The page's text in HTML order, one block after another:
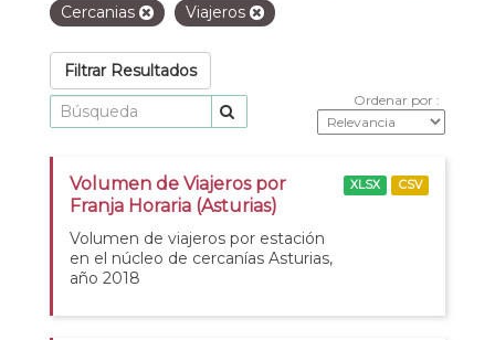
Cercanias
Viajeros
Filtrar Resultados
Ordenar por
Volumen de Viajeros por
Franja Horaria (Asturias)
Volumen de viajeros por estación
en el núcleo de cercanías Asturias,
año 2018
XLSX CSV